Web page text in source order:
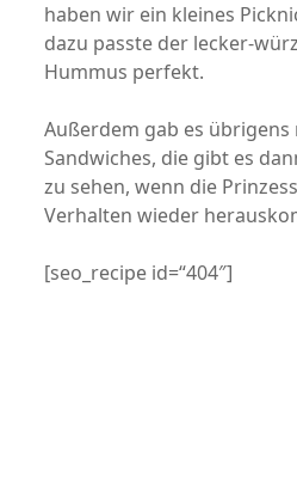
haben wir ein kleines
dazu passte der lecker-
Hummus perfekt.
Außerdem gab es übrigens
Sandwiches, die gibt es
zu sehen, wenn die
Verhalten wieder
[seo_recipe id=“404″]